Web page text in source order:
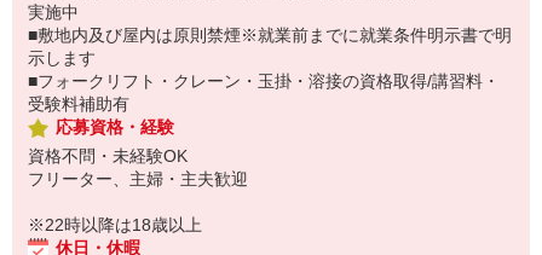
実施中
■敷地内及び屋内は原則禁煙※就業前までに就業条件明示書で明
示します
■フォークリフト・クレーン・玉掛・溶接の資格取得/講習料・
受験料補助有
応募資格・経験
資格不問・未経験OK
フリーター、主婦・主夫歓迎
※22時以降は18歳以上
休日・休暇